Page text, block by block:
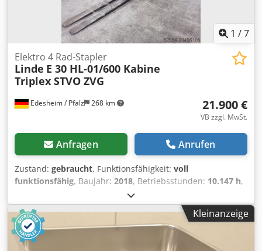
1 /7
Edesheim / Pfalz 268 km
Elektro 4 Rad-Stapler
Linde E 30 HL-01/600 Kabine
Triplex STVO ZVG
21.900 €
VB zzgl. MwSt.
Anfragen Anrufen
Zustand: gebraucht, Funktionsfähigkeit: voll
funktionsfähig, Baujahr: 2018, Betriebsstunden: 10.147 h,
, Hubhöhe:6.580 mm
mm, Kraftstofftyp:elektrisch, Masttyp:Triplex, Bauhöhe:
2.880 mm
, Gabellänge:
1.800 mm, Antriebsart:Elektro, Elektro 4 Rad-Stapler
Lastschwerpunkt: 600 Gabelbreite: 150 mm Gabeldicke: 50
Kleinanzeige